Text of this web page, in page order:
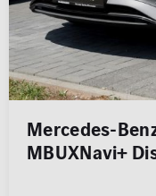
Mercedes-
MBUXNavi+